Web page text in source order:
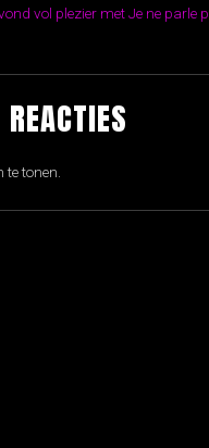
vol plezier met Je ne parle
te tonen.